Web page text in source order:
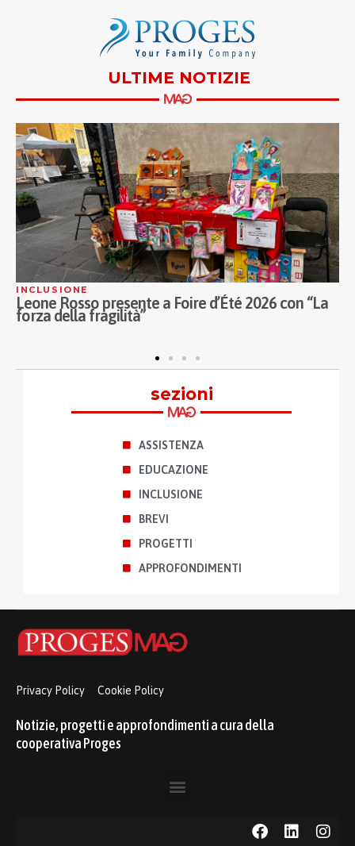
ULTIME NOTIZIE
a Foire d’Été 2026 con “La Legacoop impegnata
sezioni
ASSISTENZA
EDUCAZIONE
INCLUSIONE
BREVI
PROGETTI
APPROFONDIMENTI
Privacy Policy Cookie Policy
Notizie, progetti e approfondimenti a cura della
cooperativa Proges